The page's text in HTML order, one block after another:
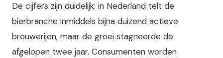
De cijfers zijn duidelijk: in Nederland telt de
bierbranche inmiddels bijna duizend actieve
brouwerijen, maar de groei stagneerde de
afgelopen twee jaar. Consumenten worden